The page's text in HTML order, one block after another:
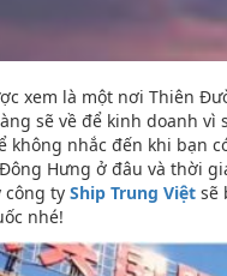
xem là một nơi Thiên
sẽ về để kinh doanh
không nhắc đến khi bạn
Hưng ở đâu và thời
công ty Ship Trung Việt sẽ
nhé!